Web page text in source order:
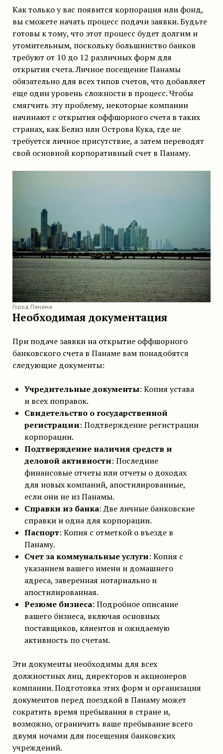
Как только у вас появится корпорация или фонд,
вы сможете начать процесс подачи заявки. Будьте
готовы к тому, что этот процесс будет долгим и
утомительным, поскольку большинство банков
требуют от 10 до 12 различных форм для
открытия счета. Личное посещение Панамы
обязательно для всех типов счетов, что добавляет
еще один уровень сложности в процесс. Чтобы
смягчить эту проблему, некоторые компании
начинают с открытия оффшорного счета в таких
странах, как Белиз или Острова Кука, где не
требуется личное присутствие, а затем переводят
свой основной корпоративный счет в Панаму.
Город Панама
Необходимая документация
При подаче заявки на открытие оффшорного
банковского счета в Панаме вам понадобятся
следующие документы:
Учредительные документы: Копия устава
и всех поправок.
Свидетельство о государственной
регистрации: Подтверждение регистрации
корпорации.
Подтверждение наличия средств и
деловой активности: Последние
финансовые отчеты или отчеты о доходах
для новых компаний, апостилированные,
если они не из Панамы.
Справки из банка: Две личные банковские
справки и одна для корпорации.
Паспорт: Копия с отметкой о въезде в
Панаму.
Счет за коммунальные услуги: Копия с
указанием вашего имени и домашнего
адреса, заверенная нотариально и
апостилированная.
Резюме бизнеса: Подробное описание
вашего бизнеса, включая основных
поставщиков, клиентов и ожидаемую
активность по счетам.
Эти документы необходимы для всех
должностных лиц, директоров и акционеров
компании. Подготовка этих форм и организация
документов перед поездкой в Панаму может
сократить время пребывания в стране и,
возможно, ограничить ваше пребывание всего
двумя ночами для посещения банковских
учреждений.